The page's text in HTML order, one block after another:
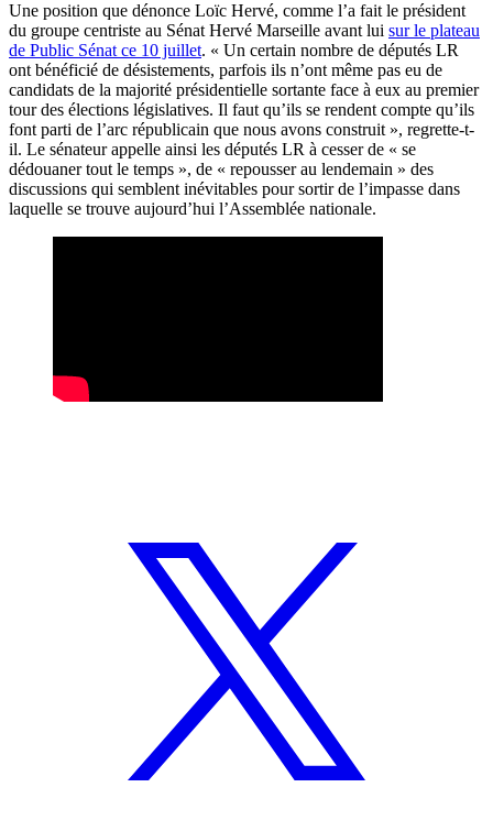
Une position que dénonce Loïc Hervé, comme l’a fait le président
du groupe centriste au Sénat Hervé Marseille avant lui sur le plateau
de Public Sénat ce 10 juillet. « Un certain nombre de députés LR
ont bénéficié de désistements, parfois ils n’ont même pas eu de
candidats de la majorité présidentielle sortante face à eux au premier
tour des élections législatives. Il faut qu’ils se rendent compte qu’ils
font parti de l’arc républicain que nous avons construit », regrette-t-
il. Le sénateur appelle ainsi les députés LR à cesser de « se
dédouaner tout le temps », de « repousser au lendemain » des
discussions qui semblent inévitables pour sortir de l’impasse dans
laquelle se trouve aujourd’hui l’Assemblée nationale.